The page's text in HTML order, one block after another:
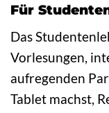
Für
Das
Vorlesungen,
aufregenden
Tablet machst,